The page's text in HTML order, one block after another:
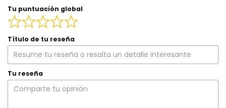
Tu puntuación global
Título de tu reseña
Tu reseña